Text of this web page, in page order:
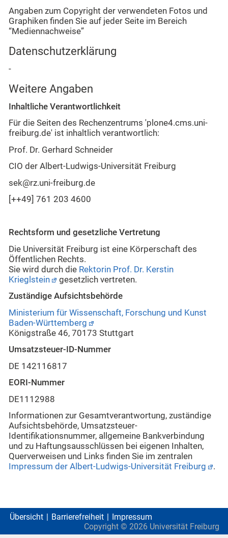
Angaben zum Copyright der verwendeten Fotos und
Graphiken finden Sie auf jeder Seite im Bereich
“Mediennachweise”
Datenschutzerklärung
-
Weitere Angaben
Inhaltliche Verantwortlichkeit
Für die Seiten des Rechenzentrums 'plone4.cms.uni-
freiburg.de' ist inhaltlich verantwortlich:
Prof. Dr. Gerhard Schneider
CIO der Albert-Ludwigs-Universität Freiburg
sek@rz.uni-freiburg.de
[++49] 761 203 4600
Rechtsform und gesetzliche Vertretung
Die Universität Freiburg ist eine Körperschaft des
Öffentlichen Rechts.
Sie wird durch die Rektorin Prof. Dr. Kerstin
Krieglstein
gesetzlich vertreten.
Zuständige Aufsichtsbehörde
Ministerium für Wissenschaft, Forschung und Kunst
Baden-Württemberg
Königstraße 46, 70173 Stuttgart
Umsatzsteuer-ID-Nummer
DE 142116817
EORI-Nummer
DE1112988
Informationen zur Gesamtverantwortung, zuständige
Aufsichtsbehörde, Umsatzsteuer-
Identifikationsnummer, allgemeine Bankverbindung
und zu Haftungsausschlüssen bei eigenen Inhalten,
Querverweisen und Links finden Sie im zentralen
Impressum der Albert-Ludwigs-Universität Freiburg
.
Übersicht Barrierefreiheit
Impressum
Copyright © 2026 Universität Freiburg